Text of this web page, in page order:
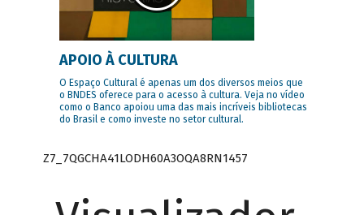
APOIO À CULTURA
O Espaço Cultural é apenas um dos diversos meios que
o BNDES oferece para o acesso à cultura. Veja no vídeo
como o Banco apoiou uma das mais incríveis bibliotecas
do Brasil e como investe no setor cultural.
Z7_7QGCHA41LODH60A3OQA8RN1457